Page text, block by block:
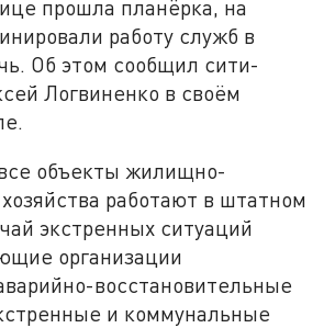
прошла планёрка, на
работу служб в
Об этом сообщил сити-
Логвиненко в своём
объекты жилищно-
работают в штатном
экстренных ситуаций
организации
восстановительные
и коммунальные